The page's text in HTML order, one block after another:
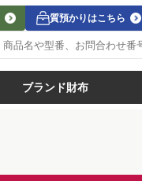
質預かりはこちら
ブランド財布